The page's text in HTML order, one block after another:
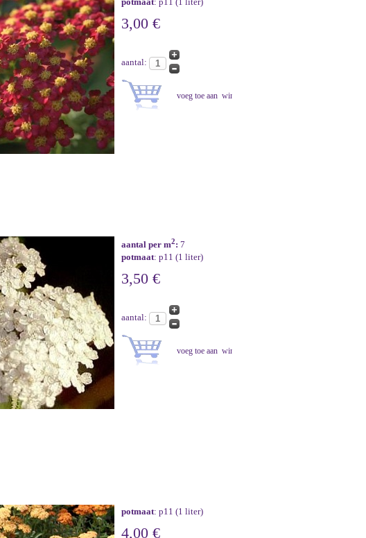
3,00 €
aantal:
aantal per m2: 7
potmaat: p11 (1 liter)
3,50 €
aantal:
potmaat: p11 (1 liter)
4,00 €